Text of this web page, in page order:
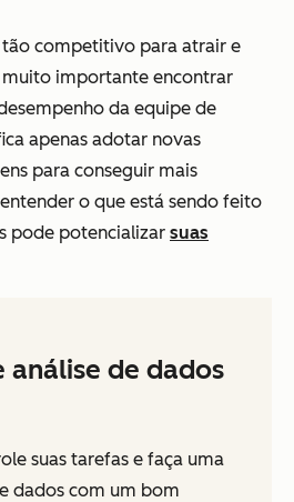
competitivo para atrair e
importante encontrar
da equipe de
apenas adotar novas
para conseguir mais
o que está sendo feito
pode potencializar suas
análise de dados
suas tarefas e faça uma
dados com um bom